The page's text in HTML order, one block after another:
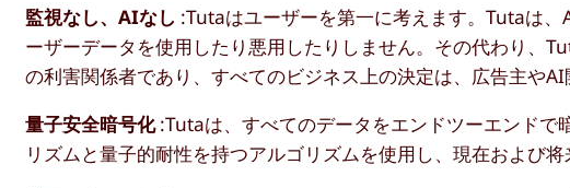
監視なし、AIなし :Tutaはユーザーを第一に考えます。Tutaは
ーザーデータを使用したり悪用したりしません。その代わり、
の利害関係者であり、すべてのビジネス上の決定は、広告主や
量子安全暗号化:Tutaは、すべてのデータをエンドツーエンドで
リズムと量子的耐性を持つアルゴリズムを使用し、現在および将